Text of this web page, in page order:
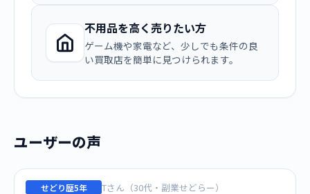
不用品を高く売りたい方
ゲーム機や家電など、少しでも条件の良
い買取店を簡単に見つけられます。
ユーザーの声
せどり歴5年 Tさん（30代・副業せどらー）